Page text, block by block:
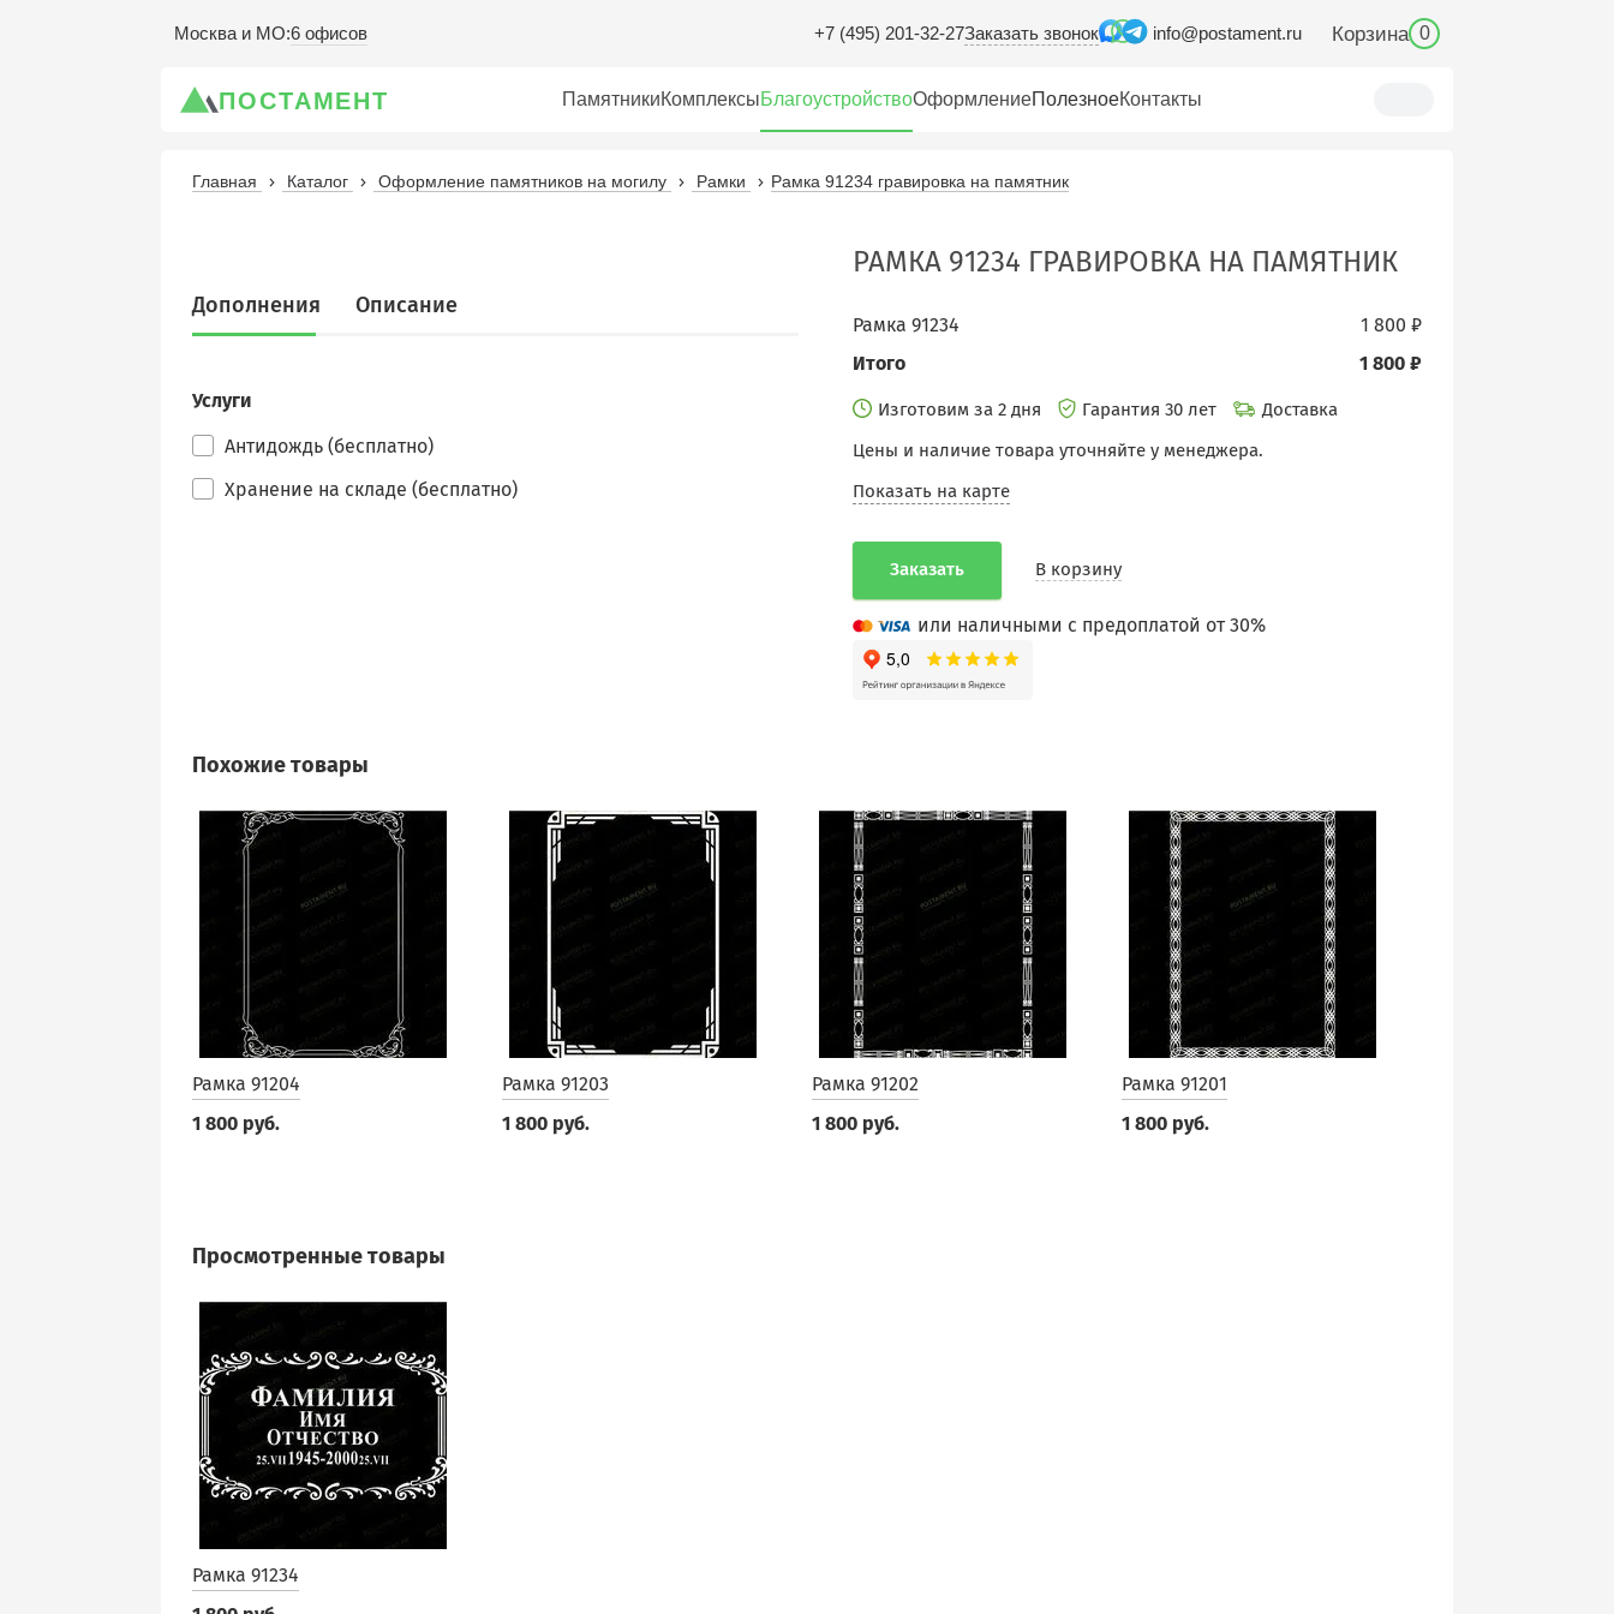
Москва и МО:6 офисов +7 (495) 201-32-27Заказать звонок info@postament.ru Корзина 0
ПОСТАМЕНТ ПамятникиКомплексыБлагоустройствоОформлениеПолезноеКонтакты
Главная Каталог Оформление памятников на могилу Рамки Рамка 91234 гравировка на памятник
Дополнения Описание
Услуги
Антидождь (бесплатно)
Хранение на складе (бесплатно)
РАМКА 91234 ГРАВИРОВКА НА ПАМЯТНИК
1 800 ₽
Рамка 91234
1 800 ₽
Итого
Изготовим за 2 дня Гарантия 30 лет
Доставка
Цены и наличие товара уточняйте у менеджера.
Показать на карте
Заказать В корзину
или наличными с предоплатой от 30%
Похожие товары
Рамка 91204
1 800 руб.
Рамка 91203
1 800 руб.
Рамка 91202
1 800 руб.
Рамка 91201
1 800 руб.
Просмотренные товары
Рамка 91234